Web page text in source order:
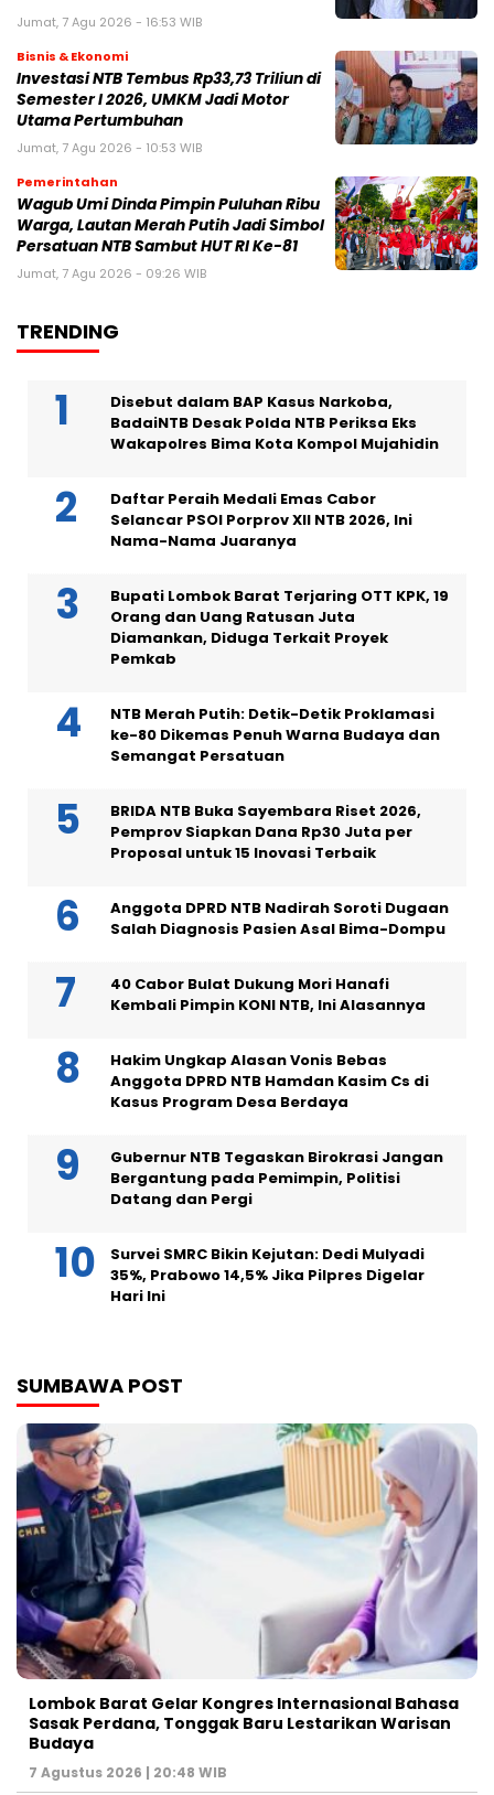
Jumat, 7 Agu 2026 - 16:53 WIB
Bisnis & Ekonomi
Investasi NTB Tembus Rp33,73 Triliun di
Semester I 2026, UMKM Jadi Motor
Utama Pertumbuhan
Jumat, 7 Agu 2026 - 10:53 WIB
Pemerintahan
Wagub Umi Dinda Pimpin Puluhan Ribu
Warga, Lautan Merah Putih Jadi Simbol
Persatuan NTB Sambut HUT RI Ke-81
Jumat, 7 Agu 2026 - 09:26 WIB
TRENDING
Disebut dalam BAP Kasus Narkoba,
BadaiNTB Desak Polda NTB Periksa Eks
Wakapolres Bima Kota Kompol Mujahidin
Daftar Peraih Medali Emas Cabor
Selancar PSOI Porprov XII NTB 2026, Ini
Nama-Nama Juaranya
Bupati Lombok Barat Terjaring OTT KPK, 19
Orang dan Uang Ratusan Juta
Diamankan, Diduga Terkait Proyek
Pemkab
NTB Merah Putih: Detik-Detik Proklamasi
ke-80 Dikemas Penuh Warna Budaya dan
Semangat Persatuan
BRIDA NTB Buka Sayembara Riset 2026,
Pemprov Siapkan Dana Rp30 Juta per
Proposal untuk 15 Inovasi Terbaik
Anggota DPRD NTB Nadirah Soroti Dugaan
Salah Diagnosis Pasien Asal Bima-Dompu
40 Cabor Bulat Dukung Mori Hanafi
Kembali Pimpin KONI NTB, Ini Alasannya
Hakim Ungkap Alasan Vonis Bebas
Anggota DPRD NTB Hamdan Kasim Cs di
Kasus Program Desa Berdaya
Gubernur NTB Tegaskan Birokrasi Jangan
Bergantung pada Pemimpin, Politisi
Datang dan Pergi
Survei SMRC Bikin Kejutan: Dedi Mulyadi
35%, Prabowo 14,5% Jika Pilpres Digelar
Hari Ini
SUMBAWA POST
Lombok Barat Gelar Kongres Internasional Bahasa
Sasak Perdana, Tonggak Baru Lestarikan Warisan
Budaya
7 Agustus 2026 | 20:48 WIB